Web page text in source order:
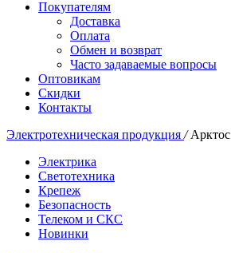
Покупателям
Доставка
Оплата
Обмен и возврат
Часто задаваемые вопросы
Оптовикам
Скидки
Контакты
Электротехническая продукция / Арктос
Электрика
Светотехника
Крепеж
Безопасность
Телеком и СКС
Новинки